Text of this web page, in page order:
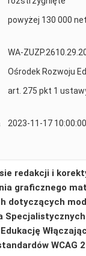
powyżej 130 000
WA-
Ośrodek Rozwoju
art. 275 pkt 1
2023-11-17 10:00:00
redakcji i
graficznego
dotyczących
WCAG